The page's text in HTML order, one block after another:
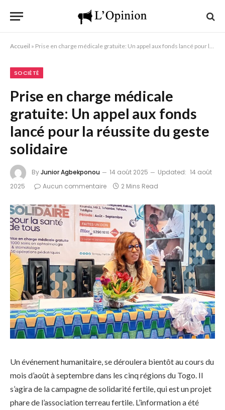
Accueil » Prise en charge médicale gratuite: Un appel aux fonds lancé pour la réussite du geste solidaire
SOCIÉTÉ
Prise en charge médicale
gratuite: Un appel aux fonds
lancé pour la réussite du geste
solidaire
ByJunior Agbekponou 14 août 2025 Updated: 14 août
2025
Aucun commentaire 2 Mins Read
Un événement humanitaire, se déroulera bientôt au cours du
mois d’août à septembre dans les cinq régions du Togo. Il
s’agira de la campagne de solidarité fertile, qui est un projet
phare de l’association terreau fertile. L’information a été